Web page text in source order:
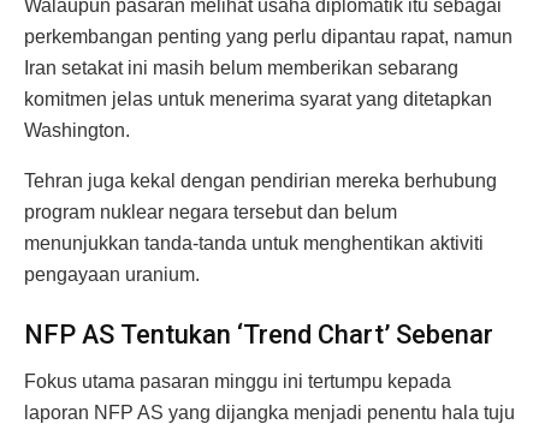
Walaupun pasaran melihat usaha diplomatik itu sebagai
perkembangan penting yang perlu dipantau rapat, namun
Iran setakat ini masih belum memberikan sebarang
komitmen jelas untuk menerima syarat yang ditetapkan
Washington.
Tehran juga kekal dengan pendirian mereka berhubung
program nuklear negara tersebut dan belum
menunjukkan tanda-tanda untuk menghentikan aktiviti
pengayaan uranium.
NFP AS Tentukan ‘Trend Chart’ Sebenar
Fokus utama pasaran minggu ini tertumpu kepada
laporan NFP AS yang dijangka menjadi penentu hala tuju